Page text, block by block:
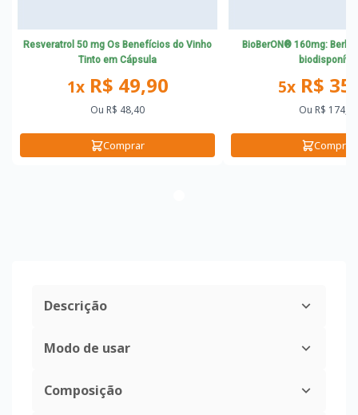
Resveratrol 50 mg Os Benefícios do Vinho
Tinto em Cápsula
1xR$ 49,90
Ou R$ 48,40
Comprar
BioBerON® 160mg:
biodisponível
5xR$
Ou R$ 174,50
Comprar
Descrição
Modo de usar
Composição